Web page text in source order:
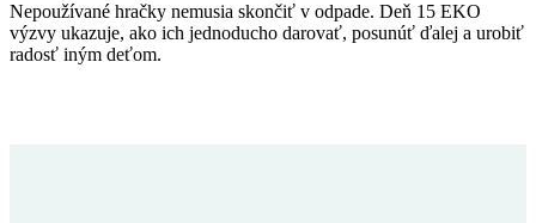
Nepoužívané hračky nemusia skončiť v odpade. Deň 15 EKO
výzvy ukazuje, ako ich jednoducho darovať, posunúť ďalej a urobiť
radosť iným deťom.